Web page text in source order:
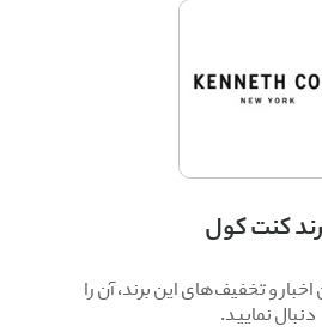
کنت کول
و تخفیف‌های این برند، آن را
دنبال نمایید.